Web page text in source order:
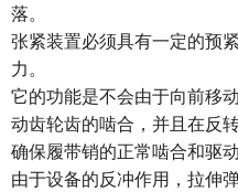
落。
张紧装置必须具有一定的预
力。
它的功能是不会由于向前移
动齿轮齿的啮合，并且在反
确保履带销的正常啮合和驱
由于设备的反冲作用，拉伸